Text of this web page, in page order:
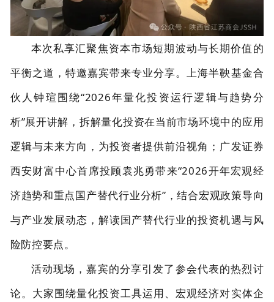
本次私享汇聚焦资本市场短期波动与长期价值的
平衡之道，特邀嘉宾带来专业分享。上海半鞅基金合
伙人钟瑄围绕“2026年量化投资运行逻辑与趋势分
析”展开讲解，拆解量化投资在当前市场环境中的应用
逻辑与未来方向，为投资者提供前沿视角；广发证券
西安财富中心首席投顾袁兆勇带来“2026开年宏观经
济趋势和重点国产替代行业分析”，结合宏观政策导向
与产业发展动态，解读国产替代行业的投资机遇与风
险防控要点。
活动现场，嘉宾的分享引发了参会代表的热烈讨
论。大家围绕量化投资工具运用、宏观经济对实体企